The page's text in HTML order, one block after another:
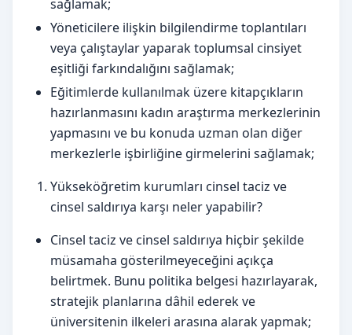
sağlamak;
Yöneticilere ilişkin bilgilendirme toplantıları
veya çalıştaylar yaparak toplumsal cinsiyet
eşitliği farkındalığını sağlamak;
Eğitimlerde kullanılmak üzere kitapçıkların
hazırlanmasını kadın araştırma merkezlerinin
yapmasını ve bu konuda uzman olan diğer
merkezlerle işbirliğine girmelerini sağlamak;
Yükseköğretim kurumları cinsel taciz ve
cinsel saldırıya karşı neler yapabilir?
Cinsel taciz ve cinsel saldırıya hiçbir şekilde
müsamaha gösterilmeyeceğini açıkça
belirtmek. Bunu politika belgesi hazırlayarak,
stratejik planlarına dâhil ederek ve
üniversitenin ilkeleri arasına alarak yapmak;